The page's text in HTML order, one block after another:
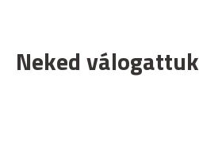
Neked válogattuk